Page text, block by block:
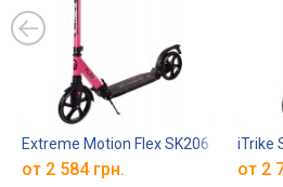
Extreme Motion Flex SK206
от 2 584 грн.
iTrike
от 2